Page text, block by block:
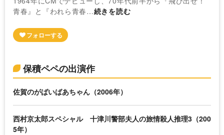
青春』と『われら青春…続きを読む
保積ペペの出演作
佐賀のがばいばあちゃん（2006年）
西村京太郎スペシャル 十津川警部夫人の旅情殺人推理3（200
5年）